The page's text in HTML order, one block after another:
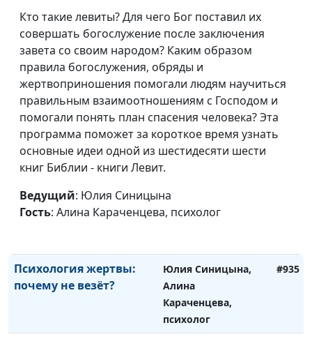
Кто такие левиты? Для чего Бог поставил их
совершать богослужение после заключения
завета со своим народом? Каким образом
правила богослужения, обряды и
жертвоприношения помогали людям научиться
правильным взаимоотношениям с Господом и
помогали понять план спасения человека? Эта
программа поможет за короткое время узнать
основные идеи одной из шестидесяти шести
книг Библии - книги Левит.
Ведущий: Юлия Синицына
Гость: Алина Караченцева, психолог
Увольнение без
депрессии: как?
Юлия Синицына,
Алина Караченцева,
психолог
Кризис 30+: жизнь
прошла мимо?
Юлия Синицына,
Алина Караченцева,
психолог
#938
Почему мы ревнуем к
прошлому партнёра?
Юлия Синицына,
Алина Караченцева,
Как правильно
Юлия Синицына,
Психология жертвы:
почему не везёт?
Юлия Синицына,
Алина
Караченцева,
психолог
#935